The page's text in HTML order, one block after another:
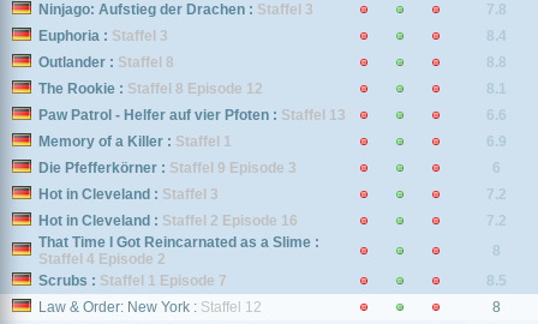
Ninjago: Aufstieg der Drachen : Staffel 3
7.8
Euphoria : Staffel 3
8.4
Outlander : Staffel 8
8.8
The Rookie : Staffel 8 Episode 12
8.1
Paw Patrol - Helfer auf vier Pfoten : Staffel 13
6.6
Memory of a Killer : Staffel 1
6.9
Die Pfefferkörner : Staffel 9 Episode 3
6
Hot in Cleveland : Staffel 3
7.2
Hot in Cleveland : Staffel 2 Episode 16
7.2
That Time I Got Reincarnated as a Slime :
Staffel 4 Episode 2
8
Scrubs : Staffel 1 Episode 7
8.5
Law & Order: New York : Staffel 12
8